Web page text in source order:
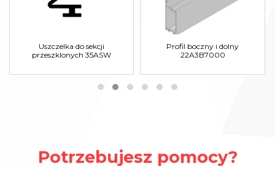
Uszczelka do sekcji
przeszklonych 35ASW
Profil boczny i dolny
22A3B7000
Potrzebujesz pomocy?